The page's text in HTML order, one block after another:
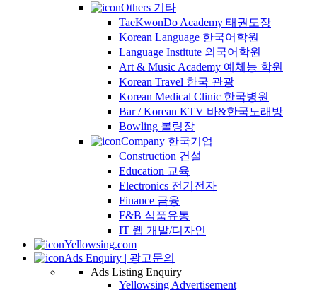
Others 기타
TaeKwonDo Academy 태권도장
Korean Language 한국어학원
Language Institute 외국어학원
Art & Music Academy 예체능 학원
Korean Travel 한국 관광
Korean Medical Clinic 한국병원
Bar / Korean KTV 바&한국노래방
Bowling 볼링장
Company 한국기업
Construction 건설
Education 교육
Electronics 전기전자
Finance 금융
F&B 식품유통
IT 웹 개발/디자인
Yellowsing.com
Ads Enquiry | 광고문의
Ads Listing Enquiry
Yellowsing Advertisement